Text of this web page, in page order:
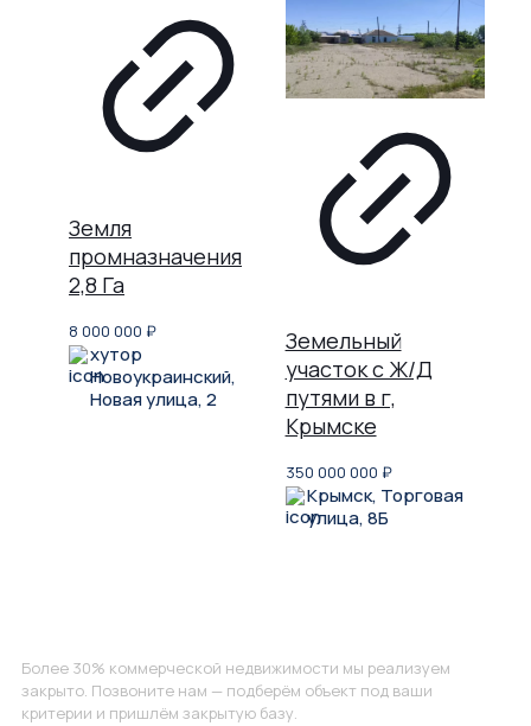
Земля
промназначения
2,8 Га
8 000 000 ₽
хутор
Новоукраинский,
Новая улица, 2
Земельный
участок с Ж/Д
путями в г,
Крымске
350 000 000 ₽
Крымск, Торговая
улица, 8Б
Более 30% коммерческой недвижимости мы реализуем
закрыто. Позвоните нам — подберём объект под ваши
критерии и пришлём закрытую базу.